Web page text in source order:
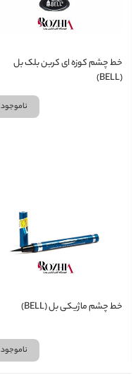
خط چشم کوزه ای کربن بلک بل
(BELL)
ناموجود
خط چشم ماژیکی بل (BELL)
ناموجود